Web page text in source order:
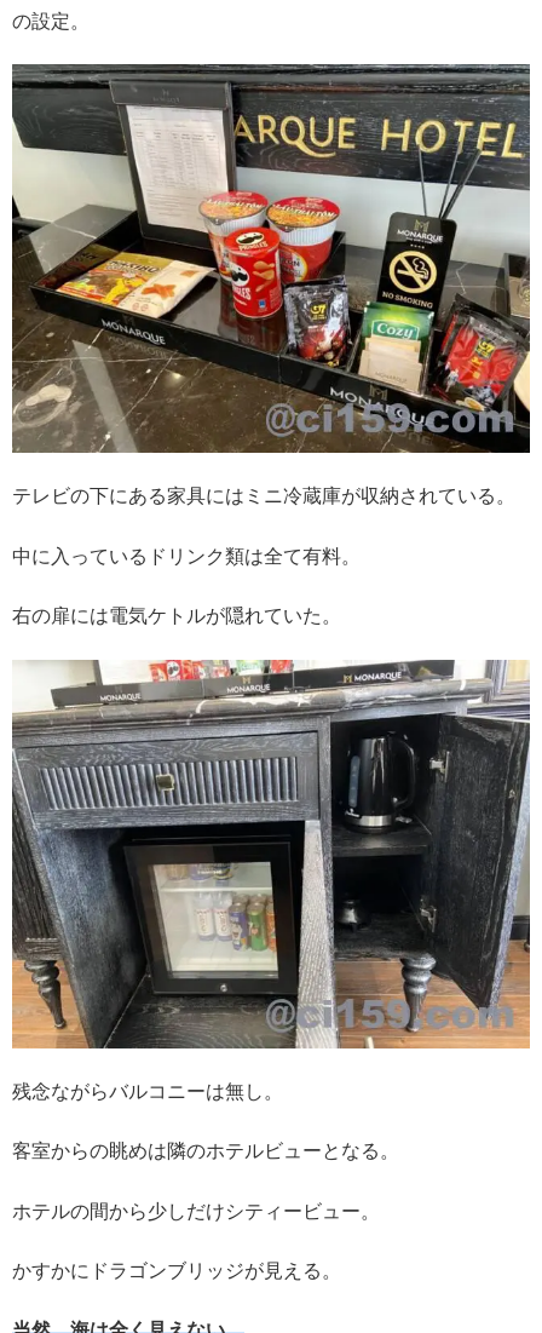
の設定。
テレビの下にある家具にはミニ冷蔵庫が収納されている。
中に入っているドリンク類は全て有料。
右の扉には電気ケトルが隠れていた。
残念ながらバルコニーは無し。
客室からの眺めは隣のホテルビューとなる。
ホテルの間から少しだけシティービュー。
かすかにドラゴンブリッジが見える。